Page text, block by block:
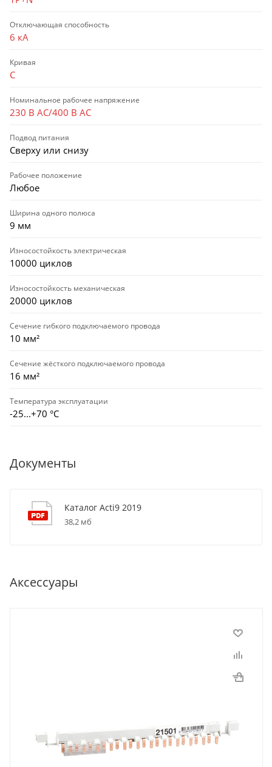
Отключающая способность
6 кА
Кривая
C
Номинальное рабочее напряжение
230 В AC/400 В AC
Подвод питания
Сверху или снизу
Рабочее положение
Любое
Ширина одного полюса
9 мм
Износостойкость электрическая
10000 циклов
Износостойкость механическая
20000 циклов
Сечение гибкого подключаемого провода
10 мм²
Сечение жёсткого подключаемого провода
16 мм²
Температура эксплуатации
-25...+70 °С
Документы
Каталог Acti9 2019
38,2 мб
Аксессуары